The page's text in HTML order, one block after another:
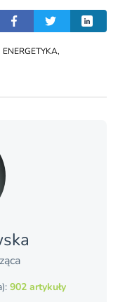
ENERGETYKA,
902 artykuły